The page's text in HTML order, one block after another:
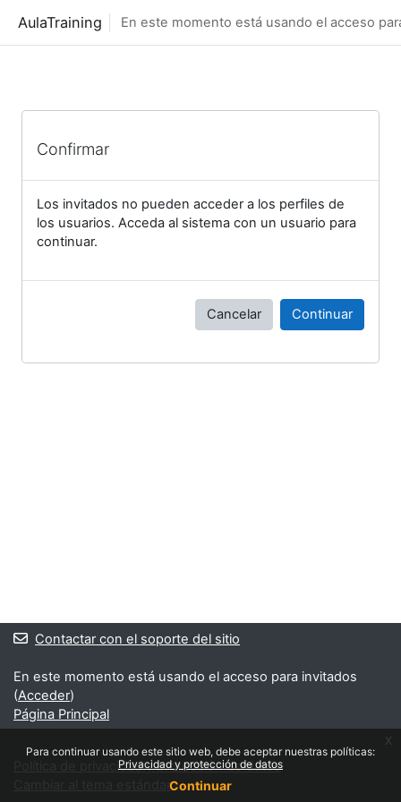
AulaTraining En este momento está usando el acceso
Confirmar
Los invitados no pueden acceder a los perfiles de
los usuarios. Acceda al sistema con un usuario para
continuar.
Cancelar Continuar
Contactar con el soporte del sitio
En este momento está usando el acceso para invitados
(Acceder)
Página Principal
Política de privacidad y protección de datos
Cambiar al tema estándar
Para continuar usando este sitio web, debe aceptar nuestras políticas:
Privacidad y protección de datos
Continuar
x